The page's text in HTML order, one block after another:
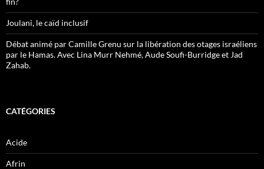
Joulani, le caïd inclusif
Débat animé par Camille Grenu sur la libération des otages israéliens
par le Hamas. Avec Lina Murr Nehmé, Aude Soufi-Burridge et Jad
Zahab.
CATÉGORIES
Acide
Afrin